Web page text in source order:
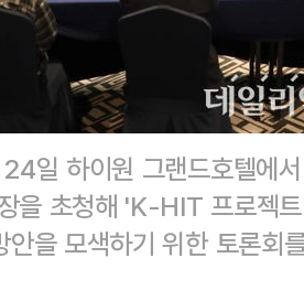
일 하이원 그랜드호텔에
을 초청해 'K-HIT 프로젝
안을 모색하기 위한 토론